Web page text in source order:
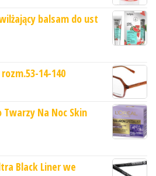
balsam do ust
14-140
Na Noc Skin
Black Liner we